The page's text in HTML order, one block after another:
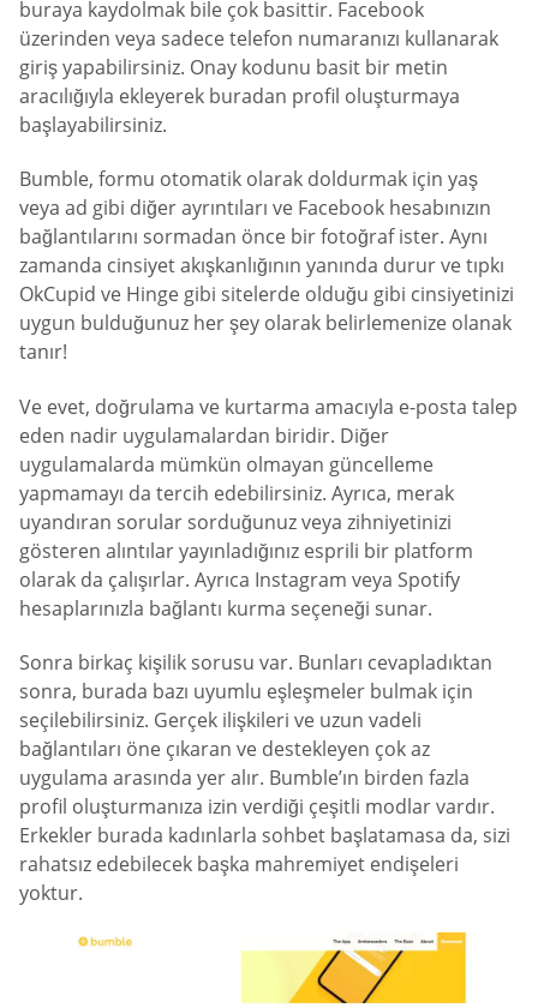
buraya kaydolmak bile çok basittir. Facebook
üzerinden veya sadece telefon numaranızı kullanarak
giriş yapabilirsiniz. Onay kodunu basit bir metin
aracılığıyla ekleyerek buradan profil oluşturmaya
başlayabilirsiniz.
Bumble, formu otomatik olarak doldurmak için yaş
veya ad gibi diğer ayrıntıları ve Facebook hesabınızın
bağlantılarını sormadan önce bir fotoğraf ister. Aynı
zamanda cinsiyet akışkanlığının yanında durur ve tıpkı
OkCupid ve Hinge gibi sitelerde olduğu gibi cinsiyetinizi
uygun bulduğunuz her şey olarak belirlemenize olanak
tanır!
Ve evet, doğrulama ve kurtarma amacıyla e-posta talep
eden nadir uygulamalardan biridir. Diğer
uygulamalarda mümkün olmayan güncelleme
yapmamayı da tercih edebilirsiniz. Ayrıca, merak
uyandıran sorular sorduğunuz veya zihniyetinizi
gösteren alıntılar yayınladığınız esprili bir platform
olarak da çalışırlar. Ayrıca Instagram veya Spotify
hesaplarınızla bağlantı kurma seçeneği sunar.
Sonra birkaç kişilik sorusu var. Bunları cevapladıktan
sonra, burada bazı uyumlu eşleşmeler bulmak için
seçilebilirsiniz. Gerçek ilişkileri ve uzun vadeli
bağlantıları öne çıkaran ve destekleyen çok az
uygulama arasında yer alır. Bumble’ın birden fazla
profil oluşturmanıza izin verdiği çeşitli modlar vardır.
Erkekler burada kadınlarla sohbet başlatamasa da, sizi
rahatsız edebilecek başka mahremiyet endişeleri
yoktur.